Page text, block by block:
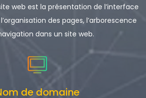
web est la présentation de l’interface
des pages, l’arborescence
dans un site web.
de domaine